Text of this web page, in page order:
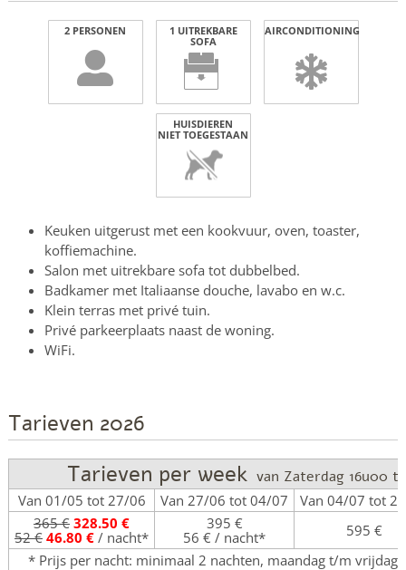
2 PERSONEN
1 UITREKBARE
SOFA
AIRCONDITIONING
HUISDIEREN
NIET TOEGESTAAN
Keuken uitgerust met een kookvuur, oven, toaster,
koffiemachine.
Salon met uitrekbare sofa tot dubbelbed.
Badkamer met Italiaanse douche, lavabo en w.c.
Klein terras met privé tuin.
Privé parkeerplaats naast de woning.
WiFi.
Tarieven 2026
Tarieven per week van Zaterdag 16u00
Van 01/05 tot 27/06 Van 27/06 tot 04/07
Van 04/07 tot
365 € 328.50 €
52 € 46.80 € / nacht*
395 €
56 € / nacht*
595 €
* Prijs per nacht: minimaal 2 nachten, maandag t/m